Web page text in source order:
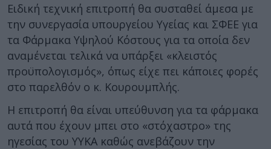
Ειδική τεχνική επιτροπή θα συσταθεί άμεσα με
την συνεργασία υπουργείου Υγείας και ΣΦΕΕ για
τα Φάρμακα Υψηλού Κόστους για τα οποία δεν
αναμένεται τελικά να υπάρξει «κλειστός
προϋπολογισμός», όπως είχε πει κάποιες φορές
στο παρελθόν ο κ. Κουρουμπλής.
Η επιτροπή θα είναι υπεύθυνση για τα φάρμακα
αυτά που έχουν μπει στο «στόχαστρο» της
ηγεσίας του ΥΥΚΑ καθώς ανεβάζουν την